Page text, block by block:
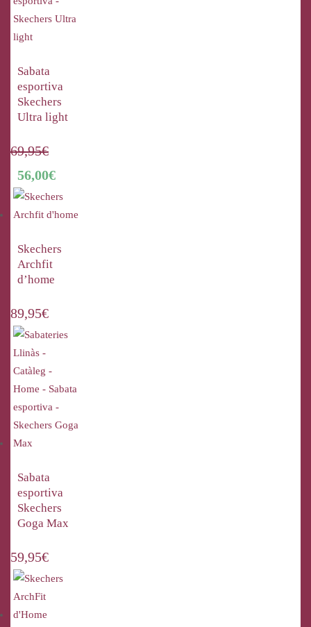
Sabata
esportiva
Skechers
Ultra light
69,95€
56,00€
Skechers
Archfit
d’home
89,95€
Sabata
esportiva
Skechers
Goga Max
59,95€